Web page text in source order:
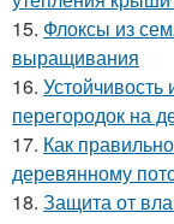
15. Флоксы из
выращивания
16. Устойчивость
перегородок на
17. Как
деревянному
18. Защита от